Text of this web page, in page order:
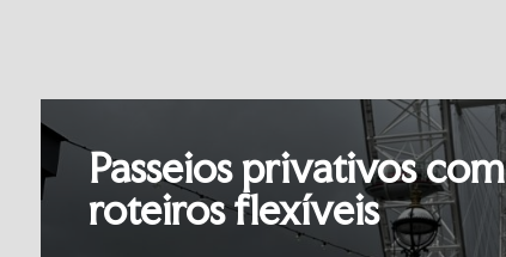
Passeios privativos com
roteiros flexíveis